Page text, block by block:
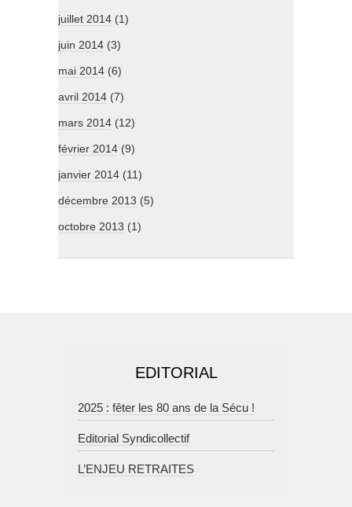
juillet 2014 (1)
juin 2014 (3)
mai 2014 (6)
avril 2014 (7)
mars 2014 (12)
février 2014 (9)
janvier 2014 (11)
décembre 2013 (5)
octobre 2013 (1)
EDITORIAL
2025 : fêter les 80 ans de la Sécu !
Editorial Syndicollectif
L’ENJEU RETRAITES